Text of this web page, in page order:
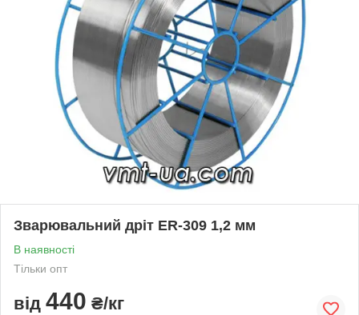
Зварювальний дріт ER-309 1,2 мм
В наявності
Тільки опт
від 440 ₴/кг